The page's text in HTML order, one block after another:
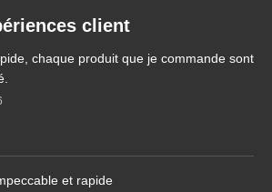
client
chaque produit que je commande sont
et rapide